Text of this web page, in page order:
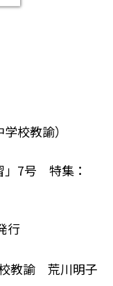
校教諭）
」7号 特集：
行
教諭 荒川明子